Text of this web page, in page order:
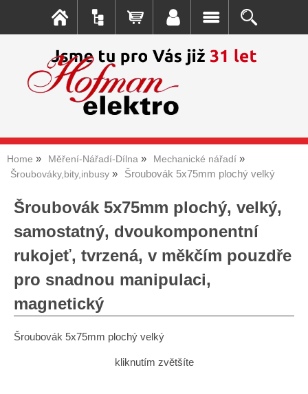
Home Měření-Nářadí-Dílna
Mechanické nářadí
Šroubováky,bity,inbusy
Šroubovák 5x75mm plochý velký
Šroubovák 5x75mm plochý, velký,
samostatný, dvoukomponentní
rukojeť, tvrzená, v měkčím pouzdře
pro snadnou manipulaci,
magnetický
Šroubovák 5x75mm plochý velký
kliknutím zvětšíte